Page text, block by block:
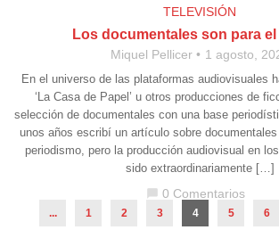
TELEVISIÓN
Los documentales son para
Miquel Pellicer 1 agosto,
En el universo de las plataformas audiovisuales
‘La Casa de Papel’ u otros producciones de
selección de documentales con una base
unos años escribí un artículo sobre
periodismo, pero la producción audiovisual en
sido extraordinariamente […]
0 Comentarios
... 1 2 3 4 5 6